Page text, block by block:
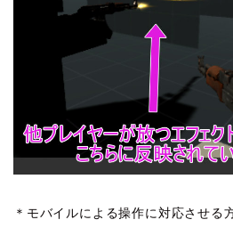
＊モバイルによる操作に対応させる